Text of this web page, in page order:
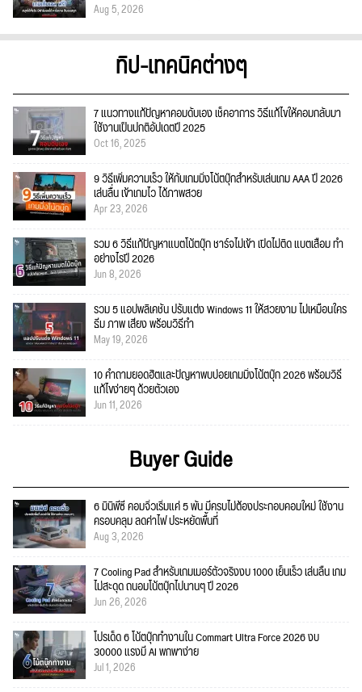
Aug 5, 2026
ทิป-เทคนิคต่างๆ
7 แนวทางแก้ปัญหาคอมดับเอง เช็คอาการ วิธีแก้ไขให้คอมกลับมา
ใช้งานเป็นปกติอัปเดตปี 2025
Oct 16, 2025
9 วิธีเพิ่มความเร็ว ให้กับเกมมิ่งโน้ตบุ๊กสำหรับเล่นเกม AAA ปี 2026
เล่นลื่น เข้าเกมไว ได้ภาพสวย
Apr 23, 2026
รวม 6 วิธีแก้ปัญหาแบตโน้ตบุ๊ก ชาร์จไม่เข้า เปิดไม่ติด แบตเสื่อม ทำ
อย่างไรปี 2026
Jun 8, 2026
รวม 5 แอปพลิเคชัน ปรับแต่ง Windows 11 ให้สวยงาม ไม่เหมือนใคร
ธีม ภาพ เสียง พร้อมวิธีทำ
May 19, 2026
10 คำถามยอดฮิตและปัญหาพบบ่อยเกมมิ่งโน้ตบุ๊ก 2026 พร้อมวิธี
แก้ไขง่ายๆ ด้วยตัวเอง
Jun 11, 2026
Buyer Guide
6 มินิพีซี คอมจิ๋วเริ่มแค่ 5 พัน มีครบไม่ต้องประกอบคอมใหม่ ใช้งาน
ครอบคลุม ลดค่าไฟ ประหยัดพื้นที่
Aug 3, 2026
7 Cooling Pad สำหรับเกมเมอร์ตัวจริงงบ 1000 เย็นเร็ว เล่นลื่น เกม
ไม่สะดุด ถนอมโน้ตบุ๊กไปนานๆ ปี 2026
Jun 26, 2026
โปรเด็ด 6 โน้ตบุ๊กทำงานใน Commart Ultra Force 2026 งบ
30000 แรงมี AI พกพาง่าย
Jul 1, 2026